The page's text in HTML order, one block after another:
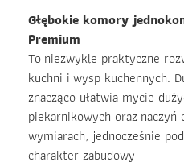
Głębokie komory
Premium
To niezwykle praktyczne
kuchni i wysp kuchennych.
znacząco ułatwia mycie
piekarnikowych oraz naczyń
wymiarach, jednocześnie
charakter zabudowy